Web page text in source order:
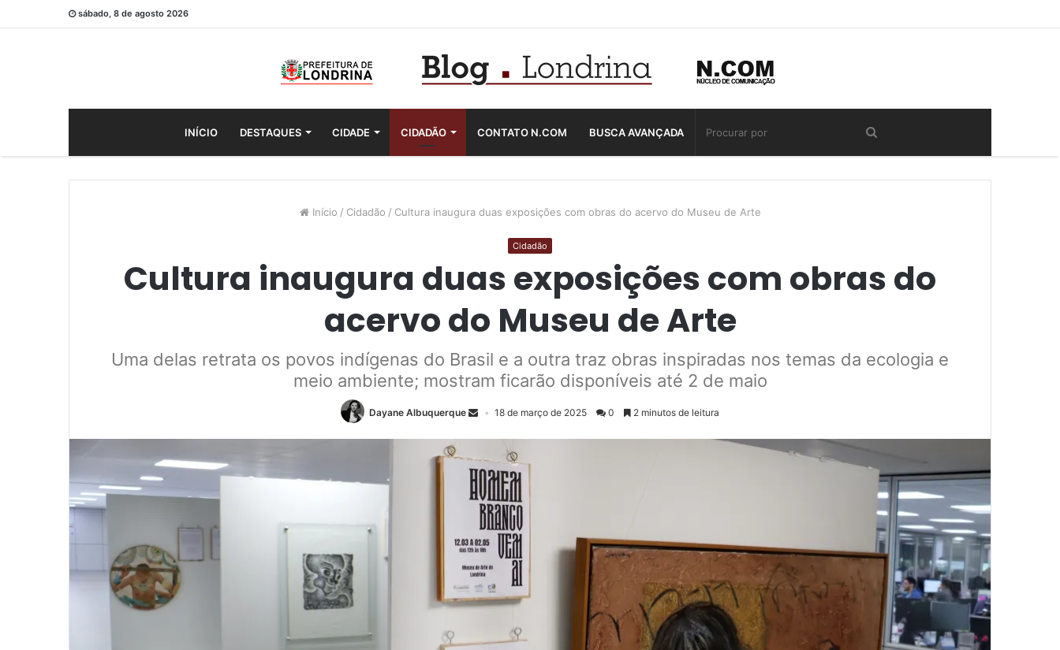
sábado, 8 de agosto 2026
INÍCIO DESTAQUES CIDADE CIDADÃO CONTATO N.COM BUSCA AVANÇADA
Início / Cidadão / Cultura inaugura duas exposições com obras do acervo do Museu de Arte
Cidadão
Cultura inaugura duas exposições com obras do
acervo do Museu de Arte
Uma delas retrata os povos indígenas do Brasil e a outra traz obras inspiradas nos temas da ecologia e
meio ambiente; mostram ficarão disponíveis até 2 de maio
Dayane Albuquerque 18 de março de 2025 0 2 minutos de leitura